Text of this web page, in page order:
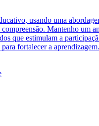
usando uma
Mantenho um
que estimulam a
fortalecer a aprendizagem.